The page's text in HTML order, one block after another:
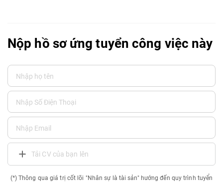
Nộp hồ sơ ứng tuyển công việc này
Tải CV của bạn lên
(*) Thông qua giá trị cốt lõi "Nhân sự là tài sản" hướng đến quy trình tuyển